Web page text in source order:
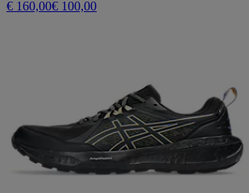
€ 160,00€ 100,00